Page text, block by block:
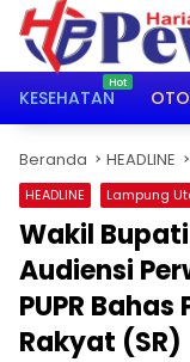
Langsung
konten
KESEHATAN
Beranda HEADLINE
HEADLINE Lampung
Wakil
Audiensi
PUPR
Rakyat (SR)